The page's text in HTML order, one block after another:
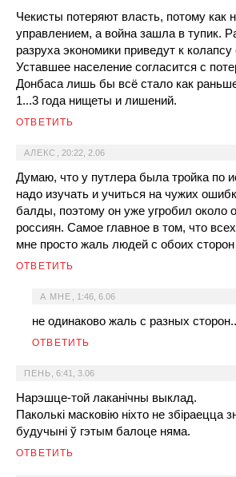
Чекисты потеряют власть, потому как
управлением, а война зашла в тупик.
разруха экономики приведут к
Уставшее население согласится с
Донбаса лишь бы всё стало как
1...3 года нищеты и лишений.
ОТВЕТИТЬ
АЛЕКС 20:22, 2.06
Думаю, что у путлера была тройка по
надо изучать и учиться на чужих
балды, поэтому он уже угробил около
россиян. Самое главное в том, что
мне просто жаль людей с обоих
ОТВЕТИТЬ
А МНЕ 1:46, 6.06
не одинаково жаль с разных
ОТВЕТИТЬ
ПЕНЬ ,6:41, 3.06
Нарэшце-той лаканічны выклад.
Паколькі масковію ніхто не збіраецца
будучыні ў гэтым балоце няма.
ОТВЕТИТЬ